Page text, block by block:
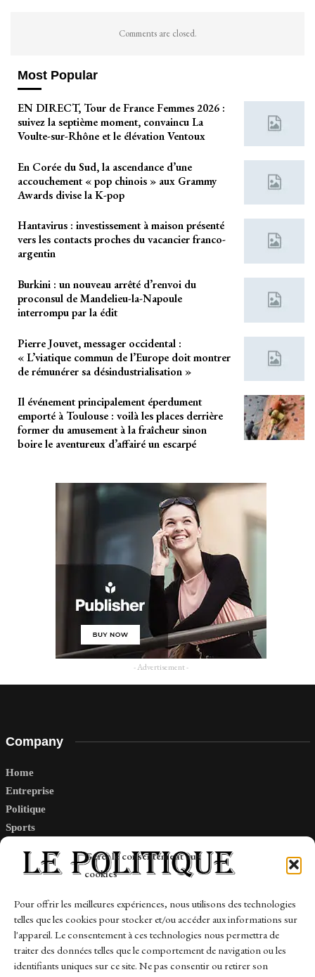
Gérer le consentement aux
cookies
Pour offrir les meilleures expériences, nous utilisons des technologies
telles que les cookies pour stocker et/ou accéder aux informations sur
l'appareil. Le consentement à ces technologies nous permettra de
traiter des données telles que le comportement de navigation ou les
identifiants uniques sur ce site. Ne pas consentir ou retirer son
Comments are closed.
Most Popular
EN DIRECT, Tour de France Femmes 2026 :
suivez la septième moment, convaincu La
Voulte-sur-Rhône et le élévation Ventoux
En Corée du Sud, la ascendance d’une
accouchement « pop chinois » aux Grammy
Awards divise la K-pop
Hantavirus : investissement à maison présenté
vers les contacts proches du vacancier franco-
argentin
Burkini : un nouveau arrêté d’renvoi du
proconsul de Mandelieu-la-Napoule
interrompu par la édit
Pierre Jouvet, messager occidental :
« L’viatique commun de l’Europe doit montrer
de rémunérer sa désindustrialisation »
Il événement principalement éperdument
emporté à Toulouse : voilà les places derrière
former du amusement à la fraîcheur sinon
boire le aventureux d’affairé un escarpé
- Advertisement -
Company
Home
Entreprise
Politique
Sports
Links
Contact